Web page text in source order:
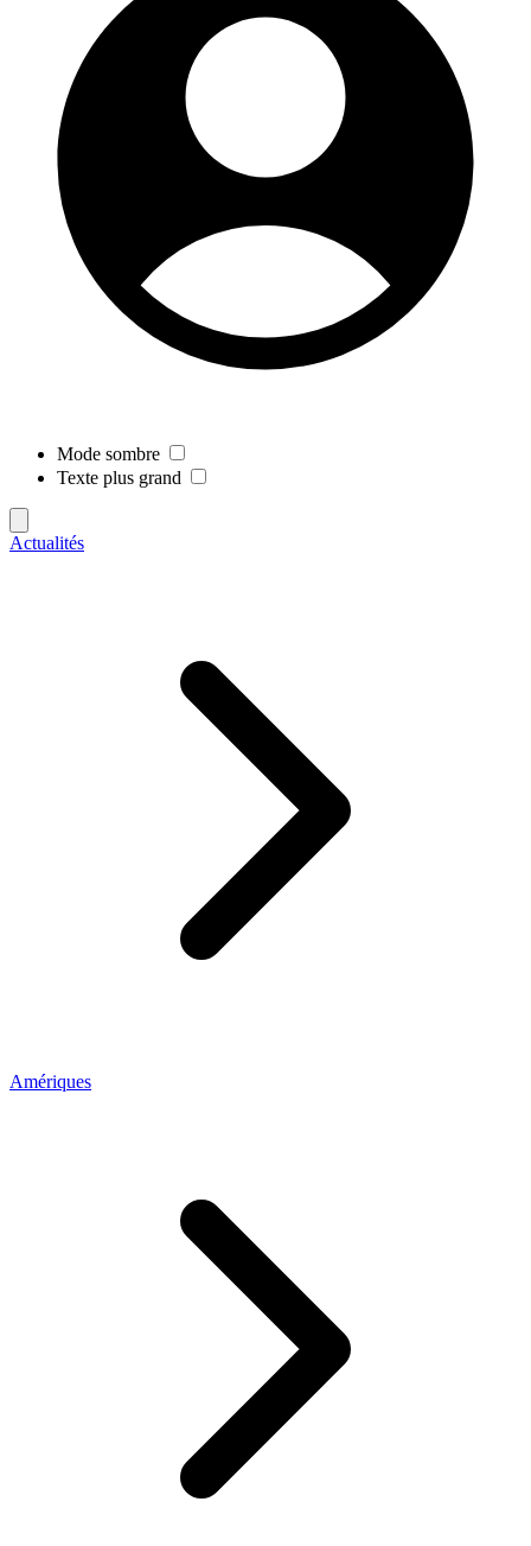
Mode sombre
Texte plus grand
Actualités
Amériques